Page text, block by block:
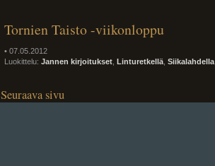
Tornien Taisto -viikonloppu
• 07.05.2012
Luokittelu: Jannen kirjoitukset Linturetkellä Siikalahdella
Seuraava sivu